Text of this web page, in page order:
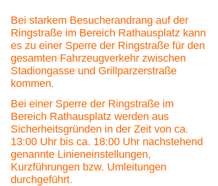
Bei starkem Besucherandrang auf der
Ringstraße im Bereich Rathausplatz kann
es zu einer Sperre der Ringstraße für den
gesamten Fahrzeugverkehr zwischen
Stadiongasse und Grillparzerstraße
kommen.
Bei einer Sperre der Ringstraße im
Bereich Rathausplatz werden aus
Sicherheitsgründen in der Zeit von ca.
13:00 Uhr bis ca. 18:00 Uhr nachstehend
genannte Linieneinstellungen,
Kurzführungen bzw. Umleitungen
durchgeführt.